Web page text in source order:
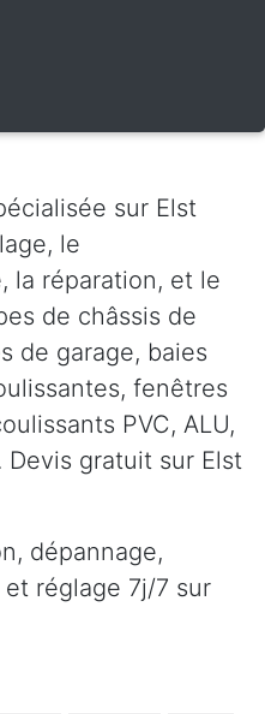
sur Elst
le
la réparation, et le
de châssis de
de garage, baies
fenêtres
PVC, ALU,
Devis gratuit sur Elst
dépannage,
réglage 7j/7 sur